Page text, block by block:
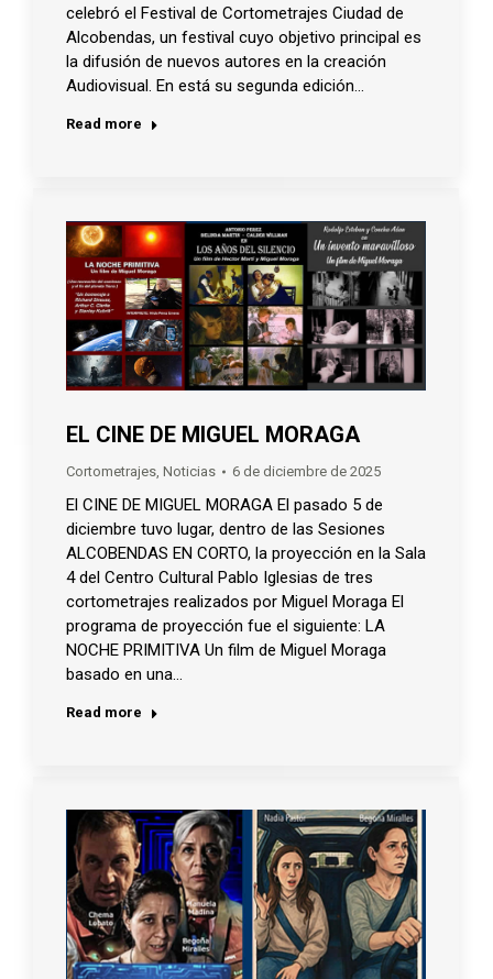
celebró el Festival de Cortometrajes Ciudad de
Alcobendas, un festival cuyo objetivo principal es
la difusión de nuevos autores en la creación
Audiovisual. En está su segunda edición…
Read more
EL CINE DE MIGUEL MORAGA
Cortometrajes Noticias 6 de diciembre de 2025
El CINE DE MIGUEL MORAGA El pasado 5 de
diciembre tuvo lugar, dentro de las Sesiones
ALCOBENDAS EN CORTO, la proyección en la Sala
4 del Centro Cultural Pablo Iglesias de tres
cortometrajes realizados por Miguel Moraga El
programa de proyección fue el siguiente: LA
NOCHE PRIMITIVA Un film de Miguel Moraga
basado en una…
Read more